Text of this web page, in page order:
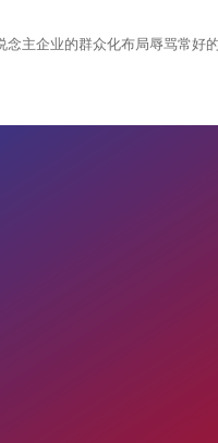
主企业的群众化布局辱骂常好